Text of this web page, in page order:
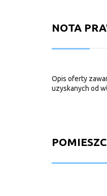
NOTA
Opis oferty
uzyskanych od